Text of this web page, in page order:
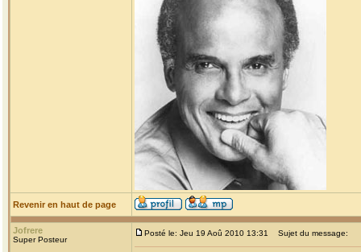
Revenir en haut de page
Jofrere
Super Posteur
Posté le: Jeu 19 Aoû 2010 13:31 Sujet du message: